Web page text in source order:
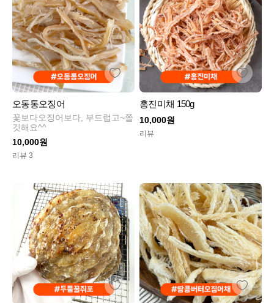
오동통오징어
꽃보다오징어보다, 부드럽고~쫄
깃해요^^
10,000원
리뷰 3
홍진미채 150g
10,000원
리뷰